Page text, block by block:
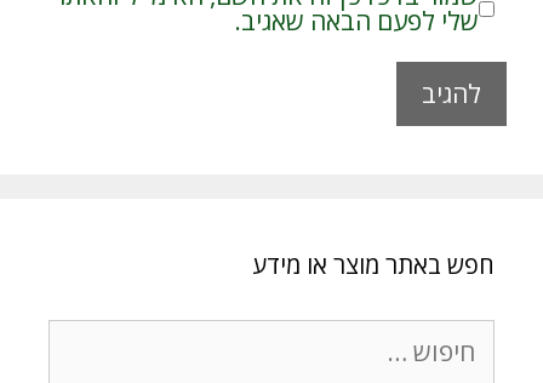
שלי לפעם הבאה שאגיב.
nחפש באתר מוצר או מידע
חיפוש: